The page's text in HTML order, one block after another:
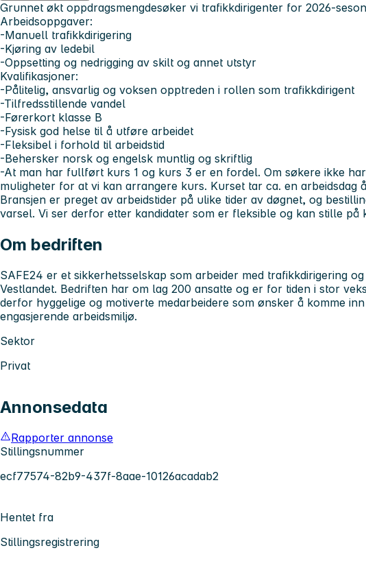
Grunnet økt oppdragsmengdesøker vi trafikkdirigenter for 2026-
Arbeidsoppgaver:
-Manuell trafikkdirigering
-Kjøring av ledebil
-Oppsetting og nedrigging av skilt og annet utstyr
Kvalifikasjoner:
-Pålitelig, ansvarlig og voksen opptreden i rollen som trafikkdirigent
-Tilfredsstillende vandel
-Førerkort klasse B
-Fysisk god helse til å utføre arbeidet
-Fleksibel i forhold til arbeidstid
-Behersker norsk og engelsk muntlig og skriftlig
-At man har fullført kurs 1 og kurs 3 er en fordel. Om søkere ikke
muligheter for at vi kan arrangere kurs. Kurset tar ca. en arbeidsdag
Bransjen er preget av arbeidstider på ulike tider av døgnet, og
varsel. Vi ser derfor etter kandidater som er fleksible og kan stille på
Om bedriften
SAFE24 er et sikkerhetsselskap som arbeider med trafikkdirigering
Vestlandet. Bedriften har om lag 200 ansatte og er for tiden i stor
derfor hyggelige og motiverte medarbeidere som ønsker å komme
engasjerende arbeidsmiljø.
Sektor
Privat
Annonsedata
Rapporter annonse
Stillingsnummer
ecf77574-82b9-437f-8aae-10126acadab2
Hentet fra
Stillingsregistrering